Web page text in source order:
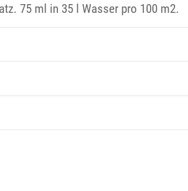
75 ml in 35 l Wasser pro 100 m2.